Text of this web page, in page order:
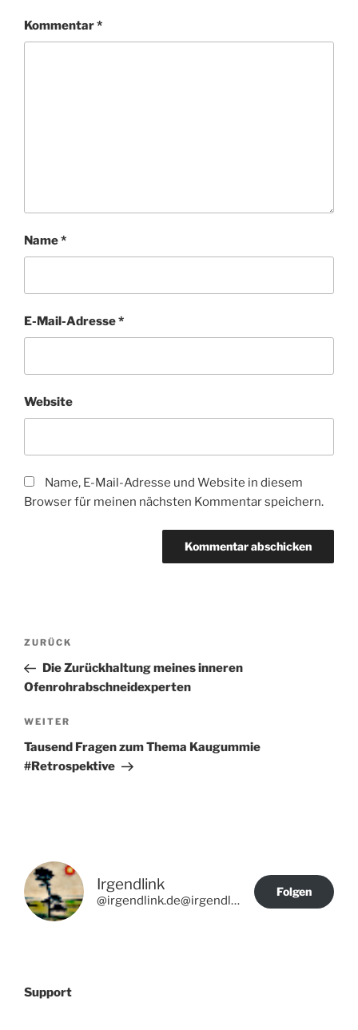
Kommentar*
Name*
E-Mail-Adresse*
Website
Name, E-Mail-Adresse und Website in diesem
Browser für meinen nächsten Kommentar speichern.
Beitragsnavigation
Vorheriger
Beitrag
ZURÜCK
Die Zurückhaltung meines inneren
Ofenrohrabschneidexperten
Nächster
Beitrag
WEITER
Tausend Fragen zum Thema Kaugummie
#Retrospektive
Irgendlink
@irgendlink.de@irgendlink.de
Folgen
Support